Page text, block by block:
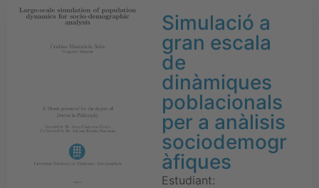
Simulació a
gran escala
de
dinàmiques
poblacionals
per a anàlisis
sociodemogr
àfiques
Estudiant: